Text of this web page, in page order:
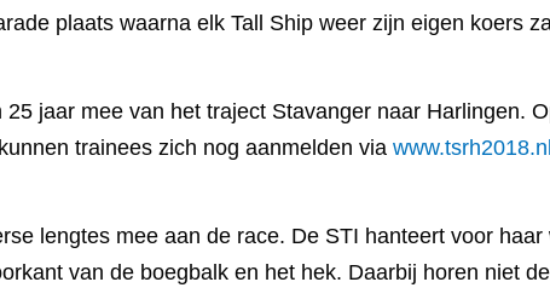
plaats waarna elk Tall Ship weer zijn eigen koers
jaar mee van het traject Stavanger naar Harlingen.
trainees zich nog aanmelden via www.tsrh2018.nl
lengtes mee aan de race. De STI hanteert voor
van de boegbalk en het hek. Daarbij horen niet